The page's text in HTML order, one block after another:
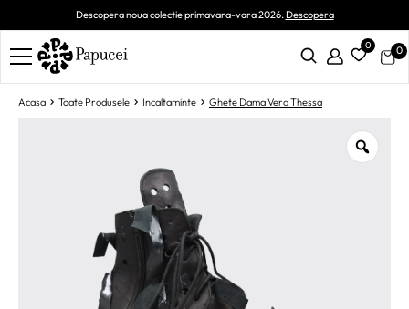
Descopera noua colectie primavara-vara 2026.Descopera
0 0
Acasa Toate Produsele Incaltaminte Ghete Dama Vera Thessa